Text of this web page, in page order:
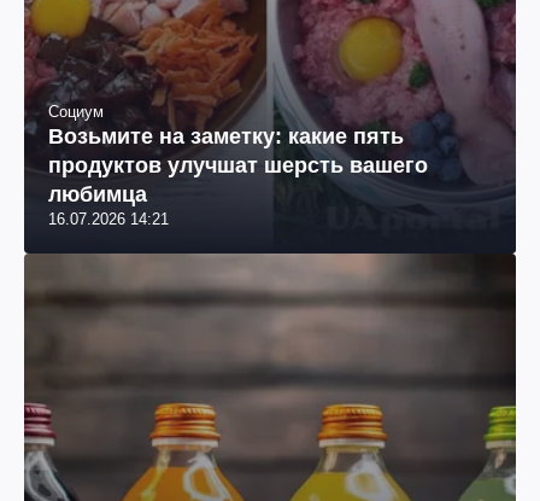
Социум
Возьмите на заметку: какие пять
продуктов улучшат шерсть вашего
любимца
16.07.2026 14:21